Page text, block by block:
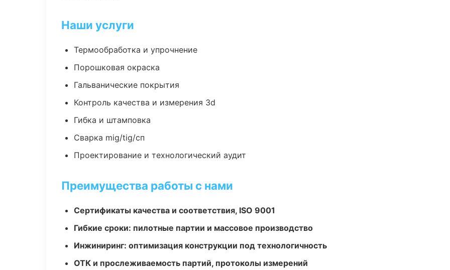
Наши услуги
Термообработка и упрочнение
Порошковая окраска
Гальванические покрытия
Контроль качества и измерения 3d
Гибка и штамповка
Сварка mig/tig/сп
Проектирование и технологический аудит
Преимущества работы с нами
Сертификаты качества и соответствия, ISO 9001
Гибкие сроки: пилотные партии и массовое производство
Инжиниринг: оптимизация конструкции под технологичность
ОТК и прослеживаемость партий, протоколы измерений